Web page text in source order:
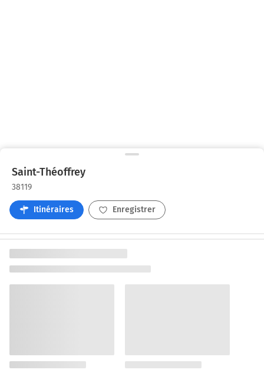
Saint-Théoffrey
38119
Itinéraires Enregistrer